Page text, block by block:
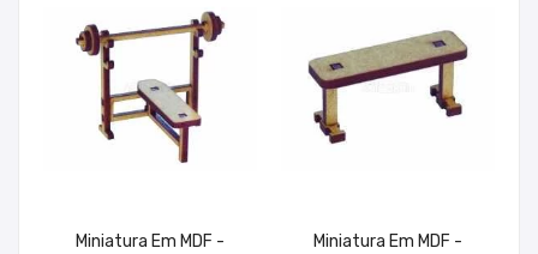
Miniatura Em MDF -
Miniatura Em MDF -